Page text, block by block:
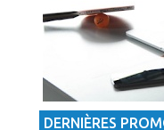
DERNIÈRES